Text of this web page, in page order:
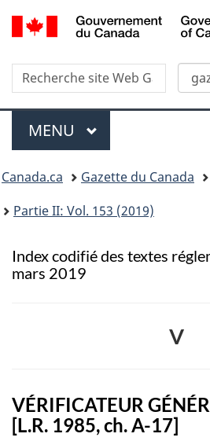
Skip
to
à
Recherche
Recherche
dans
site
Web
Menu
MENU PRINCIPAL
�tes
ici
Canada.ca Gazette du Canada
Partie II: Vol. 153 (2019)
Index codifié des textes
mars 2019
V
VÉRIFICATEUR
[L.R. 1985, ch. A-17]